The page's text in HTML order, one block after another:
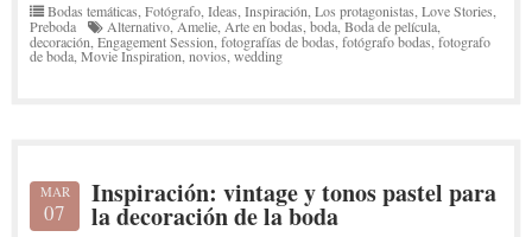
Bodas temáticas Fotógrafo Ideas Inspiración Los protagonistas Love Stories
Preboda
Alternativo,Amelie Arte en bodas boda,Boda de película
decoración Engagement Session fotografías de bodas fotógrafo bodas fotografo
de boda Movie Inspiration novios wedding
MAR
07
Inspiración: vintage y tonos pastel para
la decoración de la boda